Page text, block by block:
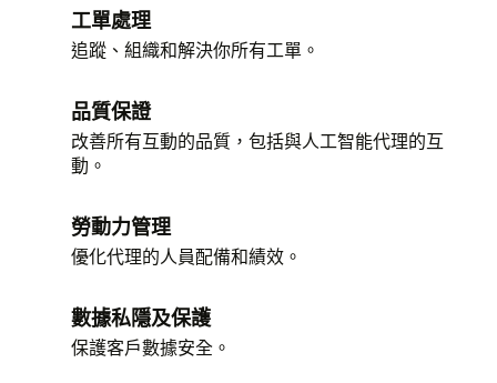
工單處理
追蹤、組織和解決你所有工單。
品質保證
改善所有互動的品質，包括與人工智能代理的互
動。
勞動力管理
優化代理的人員配備和績效。
數據私隱及保護
保護客戶數據安全。